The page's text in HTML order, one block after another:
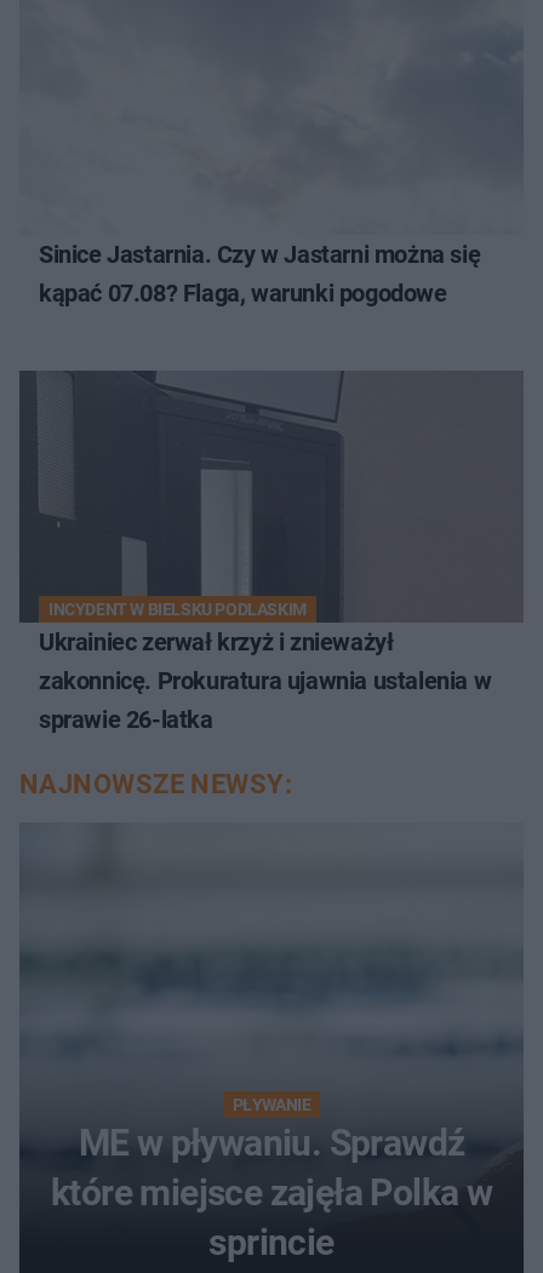
Sinice Jastarnia. Czy w Jastarni można się
kąpać 07.08? Flaga, warunki pogodowe
INCYDENT W BIELSKU PODLASKIM
Ukrainiec zerwał krzyż i znieważył
zakonnicę. Prokuratura ujawnia ustalenia w
sprawie 26-latka
NAJNOWSZE NEWSY:
PŁYWANIE
ME w pływaniu. Sprawdź
które miejsce zajęła Polka w
sprincie